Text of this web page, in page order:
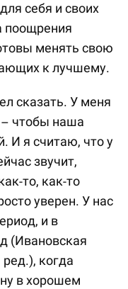
себя и своих
поощрения
менять свою
к лучшему.
сказать. У меня
– чтобы наша
И я считаю, что у
звучит,
то, как-то
уверен. У нас
и в
(Ивановская
когда
в хорошем